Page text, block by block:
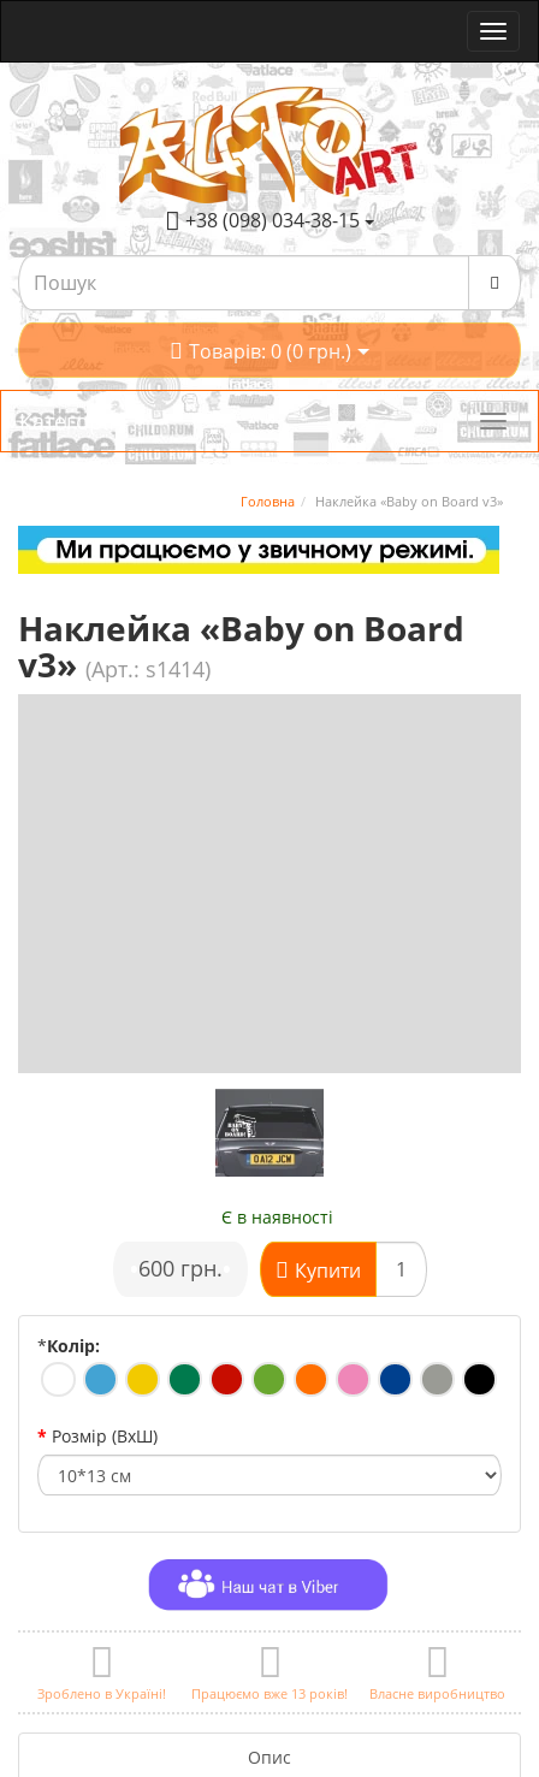
+38 (098) 034-38-15
Товарів: 0 (0 грн.)
Категорії
Головна Наклейка «Baby on Board v3»
Наклейка «Baby on Board
v3» (Арт.: s1414)
Є в наявності
600 грн. Купити
*Колір:
Розмір (ВхШ)
Зроблено в Україні! Працюємо вже 13 років! Власне виробництво
Опис